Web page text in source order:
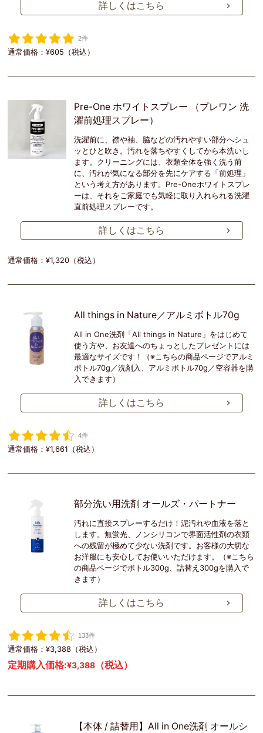
詳しくはこちら
2件
通常価格：¥605（税込）
Pre-One ホワイトスプレー （プレワン 洗
濯前処理スプレー）
洗濯前に、襟や袖、脇などの汚れやすい部分へシュ
ッとひと吹き。汚れを落ちやすくしてから本洗いし
ます。クリーニングには、衣類全体を強く洗う前
に、汚れが気になる部分を先にケアする「前処理」
という考え方があります。Pre-Oneホワイトスプレ
ーは、それをご家庭でも気軽に取り入れられる洗濯
直前処理スプレーです。
詳しくはこちら
通常価格：¥1,320（税込）
All things in Nature／アルミボトル70g
All in One洗剤「All things in Nature」をはじめて
使う方や、お友達へのちょっとしたプレゼントには
最適なサイズです！（※こちらの商品ページでアルミ
ボトル70g／洗剤入、アルミボトル70g／空容器を購
入できます）
詳しくはこちら
4件
通常価格：¥1,661（税込）
部分洗い用洗剤 オールズ・パートナー
汚れに直接スプレーするだけ！泥汚れや血液を落と
します。無蛍光、ノンシリコンで界面活性剤の衣類
への残留が極めて少ない洗剤です。お客様の大切な
お洋服にも安心してお使いいただけます。（※こちら
の商品ページでボトル300g、詰替え300gを購入で
きます）
詳しくはこちら
133件
通常価格：¥3,388（税込）
定期購入価格:¥3,388 （税込）
【本体 / 詰替用】All in One洗剤 オールシ